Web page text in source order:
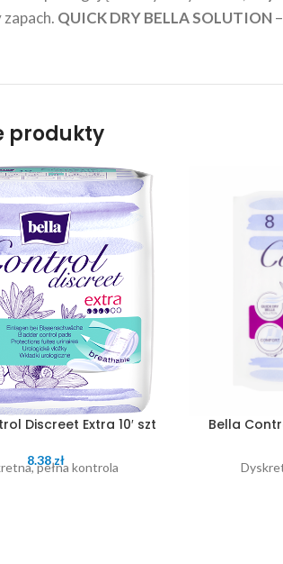
QUICK DRY BELLA SOLUTION
produkty
Discreet Extra 10′ szt
8.38zł
pełna kontrola
Bella